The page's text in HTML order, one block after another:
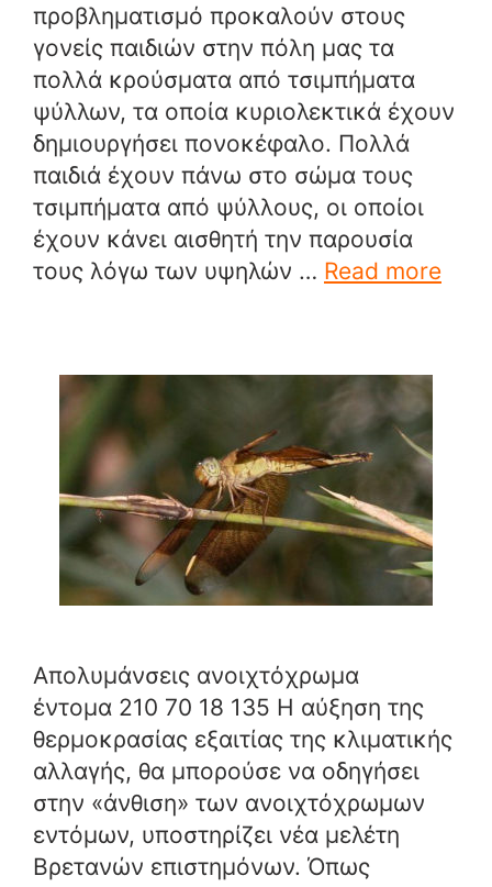
προβληματισμό προκαλούν στους
γονείς παιδιών στην πόλη μας τα
πολλά κρούσματα από τσιμπήματα
ψύλλων, τα οποία κυριολεκτικά έχουν
δημιουργήσει πονοκέφαλο. Πολλά
παιδιά έχουν πάνω στο σώμα τους
τσιμπήματα από ψύλλους, οι οποίοι
έχουν κάνει αισθητή την παρουσία
τους λόγω των υψηλών … Read more
Απολυμάνσεις ανοιχτόχρωμα
έντομα 210 70 18 135 Η αύξηση της
θερμοκρασίας εξαιτίας της κλιματικής
αλλαγής, θα μπορούσε να οδηγήσει
στην «άνθιση» των ανοιχτόχρωμων
εντόμων, υποστηρίζει νέα μελέτη
Βρετανών επιστημόνων. Όπως